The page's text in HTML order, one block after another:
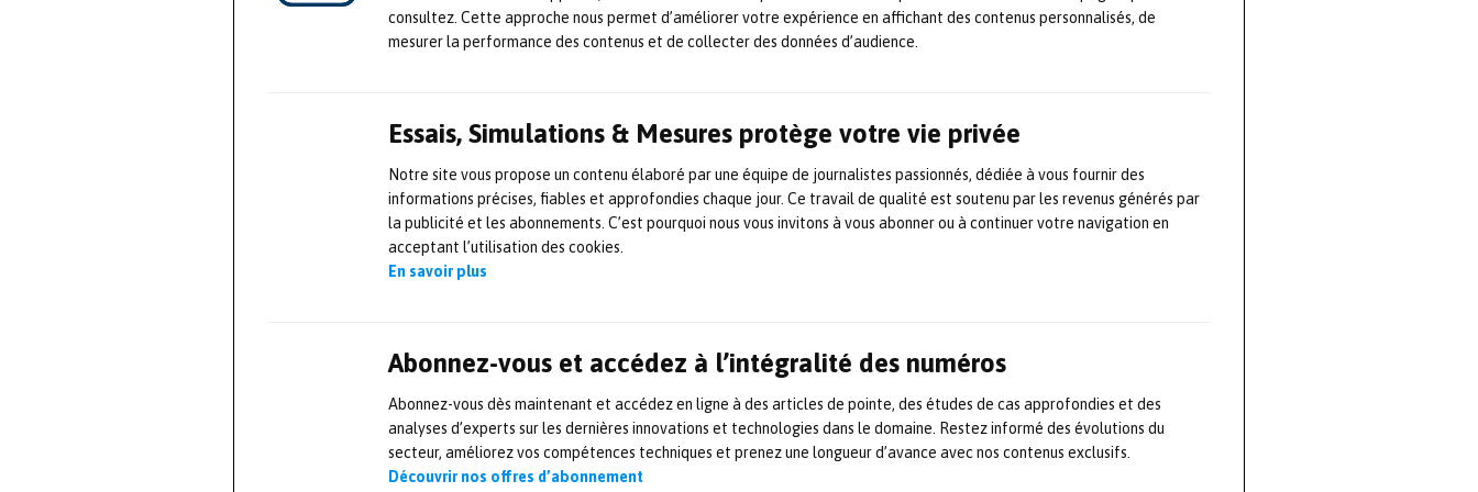
consultez. Cette approche nous permet d’améliorer votre expérience en affichant des contenus personnalisés, de
mesurer la performance des contenus et de collecter des données d’audience.
Essais, Simulations & Mesures protège votre vie privée
Notre site vous propose un contenu élaboré par une équipe de journalistes passionnés, dédiée à vous fournir des
informations précises, fiables et approfondies chaque jour. Ce travail de qualité est soutenu par les revenus générés par
la publicité et les abonnements. C’est pourquoi nous vous invitons à vous abonner ou à continuer votre navigation en
acceptant l’utilisation des cookies.
En savoir plus
Abonnez-vous et accédez à l’intégralité des numéros
Abonnez-vous dès maintenant et accédez en ligne à des articles de pointe, des études de cas approfondies et des
analyses d’experts sur les dernières innovations et technologies dans le domaine. Restez informé des évolutions du
secteur, améliorez vos compétences techniques et prenez une longueur d’avance avec nos contenus exclusifs.
Découvrir nos offres d’abonnement
développement continu de nouvelles applications. Un exemple récent en est un
générateur de formes d’onde calibré à deux canaux, avec un système à deux
amateur d’électronique et de programmation.
En complément des applications Red Pitaya existantes (générateur de signaux,
analyseur de spectre, oscilloscope, commande du type PID), deux nouvelles
applications ont été ajoutées par une équipe d’étudiants de l’université de
Ljubljana en Slovénie: un impédancemètre et un analyseur de Bode (analyseur
logiciel MATLAB, puis traduit en langage C pour la réalisation de la
programmation sur Red Pitaya. Une fois l’algorithme testé, l’interface utilisateur
basée sur le web a été développée.